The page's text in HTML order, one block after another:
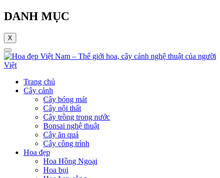
DANH MỤC
X
Trang chủ
Cây cảnh
Cây bóng mát
Cây nội thất
Cây trồng trong nước
Bonsai nghệ thuật
Cây ăn quả
Cây công trình
Hoa đẹp
Hoa Hồng Ngoại
Hoa bụi